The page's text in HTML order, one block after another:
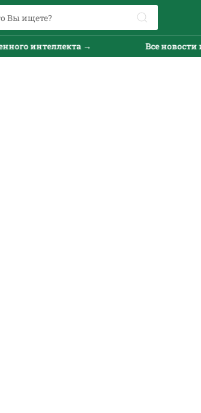
интеллекта → Все новости